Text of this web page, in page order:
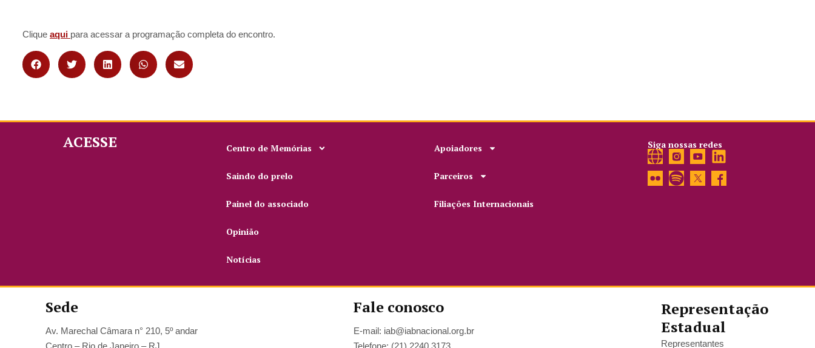
Clique aqui para acessar a programação completa do encontro.
ACESSE Centro de Memórias
Saindo do prelo
Painel do associado
Opinião
Notícias
Apoiadores
Parceiros
Filiações Internacionais
Siga nossas redes
Sede
Av. Marechal Câmara n° 210, 5º andar
Fale conosco
E-mail: iab@iabnacional.org.br
Representação
Estadual
Representantes